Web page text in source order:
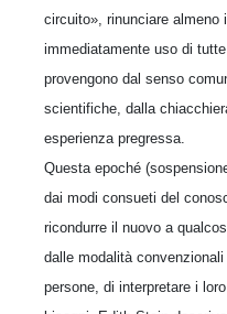
circuito», rinunciare almeno
immediatamente uso di
provengono dal senso
scientifiche, dalla
esperienza pregressa.
Questa epoché
dai modi consueti del
ricondurre il nuovo a
dalle modalità
persone, di interpretare i